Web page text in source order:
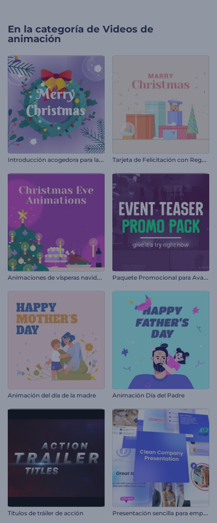
En la categoría de Videos de
animación
I
ntroducción acogedora para la Nochevieja T
arjeta de Felicitación con Regalos de Navidad
A
nimaciones de vísperas navideñas P
aquete Promocional para Avances de Eventos
Animación del día de la madre Animación Día del Padre
Títulos de tráiler de acción P
resentación sencilla para empresas